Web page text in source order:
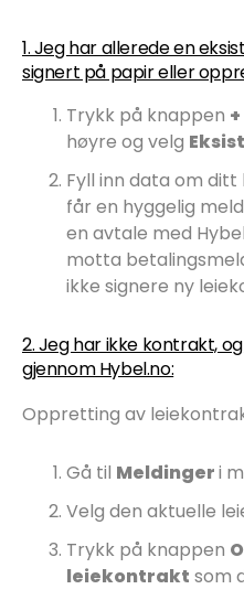
1. Jeg har allerede en
signert på papir eller
Trykk på knappen +
høyre og velg
Fyll inn data om
får en hyggelig
en avtale med
motta
ikke signere ny
2. Jeg har ikke kontrakt,
gjennom Hybel.no:
Oppretting av
Gå til Meldingeri
Velg den aktuelle
Trykk på knappen
leiekontrakt som